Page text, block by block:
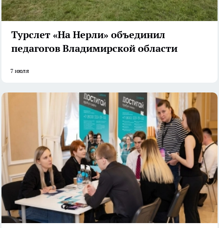
Турслет «На Нерли» объединил
педагогов Владимирской области
7 июля